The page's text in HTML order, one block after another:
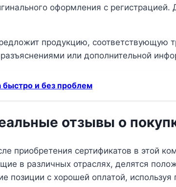
оформления с
продукцию, соответствующую
или дополнительной
быстро и без проблем
отзывы о
приобретения сертификатов в этой
в различных отраслях, делятся
позиции с хорошей оплатой, используя